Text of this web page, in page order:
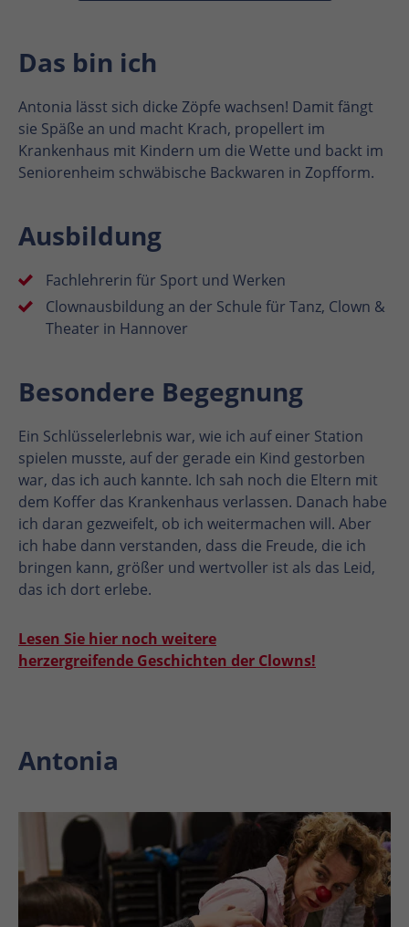
Das bin ich
Antonia lässt sich dicke Zöpfe wachsen! Damit fängt
sie Späße an und macht Krach, propellert im
Krankenhaus mit Kindern um die Wette und backt im
Seniorenheim schwäbische Backwaren in Zopfform.
Ausbildung
Fachlehrerin für Sport und Werken
Clownausbildung an der Schule für Tanz, Clown &
Theater in Hannover
Besondere Begegnung
Ein Schlüsselerlebnis war, wie ich auf einer Station
spielen musste, auf der gerade ein Kind gestorben
war, das ich auch kannte. Ich sah noch die Eltern mit
dem Koffer das Krankenhaus verlassen. Danach habe
ich daran gezweifelt, ob ich weitermachen will. Aber
ich habe dann verstanden, dass die Freude, die ich
bringen kann, größer und wertvoller ist als das Leid,
das ich dort erlebe.
Lesen Sie hier noch weitere
herzergreifende Geschichten der Clowns!
Antonia